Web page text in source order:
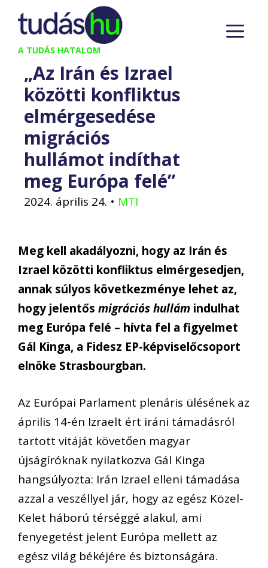
Kilépés
tartalomba
A TUDÁS HATALOM
„Az Irán és Izrael
közötti konfliktus
elmérgesedése
migrációs
hullámot indíthat
meg Európa felé”
2024. április 24. • MTI
Meg kell akadályozni, hogy az Irán és
Izrael közötti konfliktus elmérgesedjen,
annak súlyos következménye lehet az,
hogy jelentős migrációs hullám indulhat
meg Európa felé – hívta fel a figyelmet
Gál Kinga, a Fidesz EP-képviselőcsoport
elnöke Strasbourgban.
Az Európai Parlament plenáris ülésének az
április 14-én Izraelt ért iráni támadásról
tartott vitáját követően magyar
újságíróknak nyilatkozva Gál Kinga
hangsúlyozta: Irán Izrael elleni támadása
azzal a veszéllyel jár, hogy az egész Közel-
Kelet háború térséggé alakul, ami
fenyegetést jelent Európa mellett az
egész világ békéjére és biztonságára.